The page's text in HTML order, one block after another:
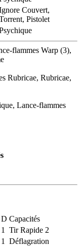
Couvert,
Pistolet
flammes Warp (3),
Rubricae, Rubricae,
Lance-flammes
D Capacités
1
Tir Rapide 2
1
Déflagration